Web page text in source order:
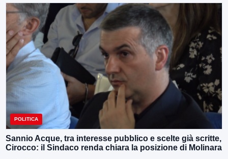
POLITICA
Sannio Acque, tra interesse pubblico e scelte già scritte,
Cirocco: il Sindaco renda chiara la posizione di Molinara